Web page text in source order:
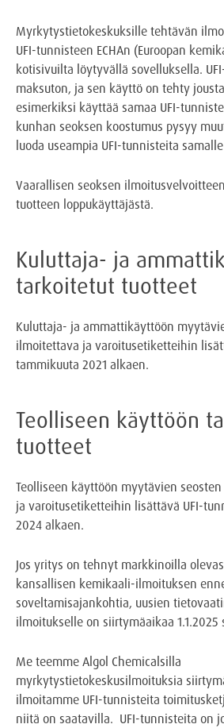
Myrkytystietokeskuksille tehtävän
UFI-tunnisteen ECHAn (Euroopan
kotisivuilta löytyvällä sovelluksella.
maksuton, ja sen käyttö on tehty
esimerkiksi käyttää samaa UFI-
kunhan seoksen koostumus pysyy
luoda useampia UFI-tunnisteita
Vaarallisen seoksen
tuotteen loppukäyttäjästä.
Kuluttaja- ja
tarkoitetut tuotteet
Kuluttaja- ja ammattikäyttöön
ilmoitettava ja varoitusetiketteihin
tammikuuta 2021 alkaen.
Teolliseen käyttöön
tuotteet
Teolliseen käyttöön myytävien
ja varoitusetiketteihin lisättävä UFI-
2024 alkaen.
Jos yritys on tehnyt markkinoilla
kansallisen kemikaali-ilmoituksen
soveltamisajankohtia, uusien
ilmoitukselle on siirtymäaikaa 1.1.2025
Me teemme Algol Chemicalsilla
myrkytystietokeskusilmoituksia
ilmoitamme UFI-tunnisteita
niitä on saatavilla. UFI-tunnisteita on